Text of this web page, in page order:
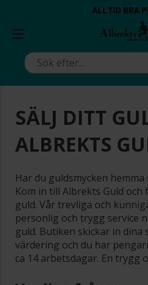
ALLTID BRA
DAGS
💍💘
BETALA MED
ALLTID BRA
DAGS
💍💘
SÄLJ DITT
ALBREKTS
Har du guldsmycken hemma
Kom in till Albrekts Guld
guld. Vår trevliga och
personlig och trygg service
guld. Butiken skickar in dina
värdering och du har
ca 14 arbetsdagar. En trygg